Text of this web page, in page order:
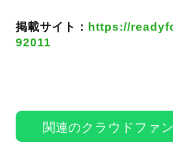
掲載サイト： https://
92011
関連のクラウドファ